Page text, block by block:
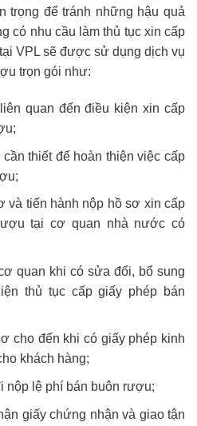
trọng để tránh những hậu quả
có nhu cầu làm thủ tục xin cấp
VPL sẽ được sử dụng dịch vụ
trọn gói như:
quan đến điều kiện xin cấp
thiết để hoàn thiện việc cấp
và tiến hành nộp hồ sơ xin cấp
tại cơ quan nhà nước có
quan khi có sửa đổi, bổ sung
thủ tục cấp giấy phép bán
cho đến khi có giấy phép kinh
khách hàng;
nộp lệ phí bán buôn rượu;
giấy chứng nhận và giao tận